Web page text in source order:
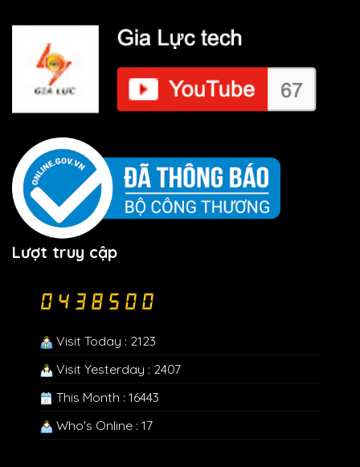
Lượt truy cập
Visit Today : 2123
Visit Yesterday : 2407
This Month : 16443
Who's Online : 17